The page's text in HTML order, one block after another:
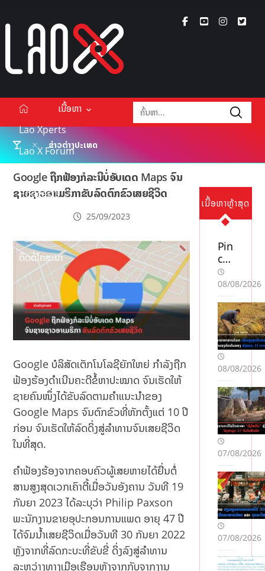
ເນື້ອຫາ
Lao Xperts
Lao X Forum
ວິດີໂອ
Podcasts
ຕິດຕໍ່ໂຄສະນາ
ຂ່າວຕ່າງປະເທດ
Google ຖືກຟ້ອງກໍລະນີບໍ່ອັບເດດ Maps ຈົນ
ຊາຍຊາວອາເມຣິກາຂັບລົດຕົກຂົວເສຍຊີວິດ
25/09/2023
Google ບໍລິສັດເຕັກໂນໂລຊີຍັກໃຫຍ່ ກຳລັງຖືກ
ຟ້ອງຮ້ອງດຳເນີນຄະດີຂໍ້ຫາປະໝາດ ຈົນເຮັດໃຫ້
ຊາຍຄົນໜຶ່ງໄດ້ຂັບລົດຕາມຄຳແນະນຳຂອງ
Google Maps ຈົນຕົກຂົວທີ່ຫັກຕັ້ງແຕ່ 10 ປີ
ກ່ອນ ຈົນເຮັດໃຫ້ລົດດິ່ງສູ່ລຳທານຈົນເສຍຊີວິດ
ໃນທີ່ສຸດ.
ຄຳຟ້ອງຮ້ອງຈາກຄອບຄົວຜູ້ເສຍຫາຍໄດ້ຍື່ນຕໍ່
ສານສູງສຸດເວກເຄົາຕີ້ເມື່ອວັນອັງຄານ ວັນທີ 19
ກັນຍາ 2023 ໄດ້ລະບຸວ່າ Philip Paxson
ພະນັກງານຂາຍອຸປະກອນການແພດ ອາຍຸ 47 ປີ
ໄດ້ຈົມນ້ຳເສຍຊີວິດເມື່ອວັນທີ 30 ກັນຍາ 2022
ຫຼັງຈາກທີ່ລົດກະບະທີ່ຂັບຂີ່ ດິ່ງລົງສູ່ລຳທານ
ລະຫວ່າງທາງເມືອເຮືອນຫຼັງຈາກກັບຈາກງານ
ເນື້ອຫາຫຼ້າສຸດ
Pin
co
De
po
Bo
nu
sla
rını
n
Şər
i:
Tə
crü
bəl
i
İsti
fad
əçi
lər
də
n
Mə
slə
hət
08/08/2026
08/08/2026
07/08/2026
07/08/2026